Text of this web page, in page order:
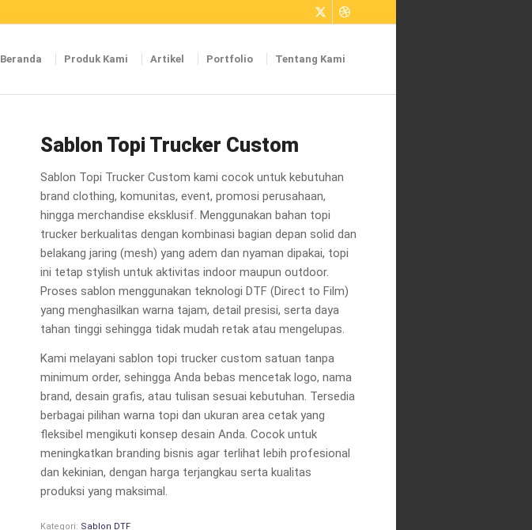
Beranda Produk Kami Artikel Portfolio Tentang Kami
Sablon Topi Trucker Custom
Sablon Topi Trucker Custom kami cocok untuk kebutuhan
brand clothing, komunitas, event, promosi perusahaan,
hingga merchandise eksklusif. Menggunakan bahan topi
trucker berkualitas dengan kombinasi bagian depan solid dan
belakang jaring (mesh) yang adem dan nyaman dipakai, topi
ini tetap stylish untuk aktivitas indoor maupun outdoor.
Proses sablon menggunakan teknologi DTF (Direct to Film)
yang menghasilkan warna tajam, detail presisi, serta daya
tahan tinggi sehingga tidak mudah retak atau mengelupas.
Kami melayani sablon topi trucker custom satuan tanpa
minimum order, sehingga Anda bebas mencetak logo, nama
brand, desain grafis, atau tulisan sesuai kebutuhan. Tersedia
berbagai pilihan warna topi dan ukuran area cetak yang
fleksibel mengikuti konsep desain Anda. Cocok untuk
meningkatkan branding bisnis agar terlihat lebih profesional
dan kekinian, dengan harga terjangkau serta kualitas
produksi yang maksimal.
Kategori: Sablon DTF